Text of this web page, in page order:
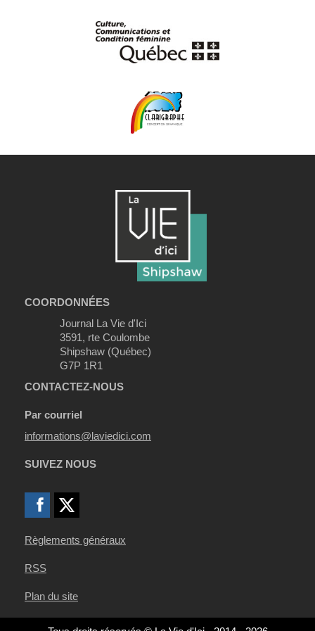
COORDONNÉES
Journal La Vie d'Ici
3591, rte Coulombe
Shipshaw (Québec)
G7P 1R1
CONTACTEZ-NOUS
Par courriel
informations@laviedici.com
SUIVEZ NOUS
Règlements généraux
RSS
Plan du site